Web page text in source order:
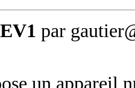
par
un appareil